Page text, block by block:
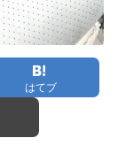
はてブ